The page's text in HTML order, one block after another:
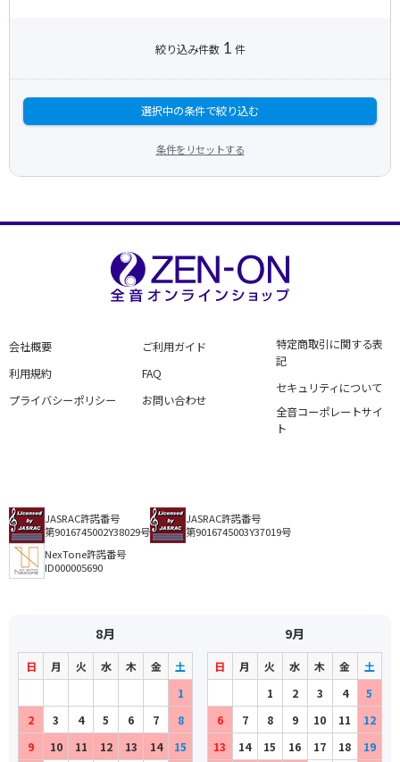
絞り込み件数 1 件
選択中の条件で絞り込む
条件をリセットする
会社概要
利用規約
プライバシーポリシー
ご利用ガイド
FAQ
お問い合わせ
特定商取引に関する表
記
セキュリティについて
全音コーポレートサイ
ト
JASRAC許諾番号
第9016745002Y38029号
JASRAC許諾番号
第9016745003Y37019号
NexTone許諾番号
ID000005690
8月
日 月 火 水 木 金
土
1
2
3 4 5 6 7
8
9
10 11 12 13 14 15
9月
日 月 火 水 木 金
土
1
2 3 4
5
6
7 8 9 10 11
12
13
14 15 16 17 18 19